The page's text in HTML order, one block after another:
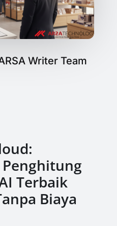
Writer Team
Terbaik
Biaya